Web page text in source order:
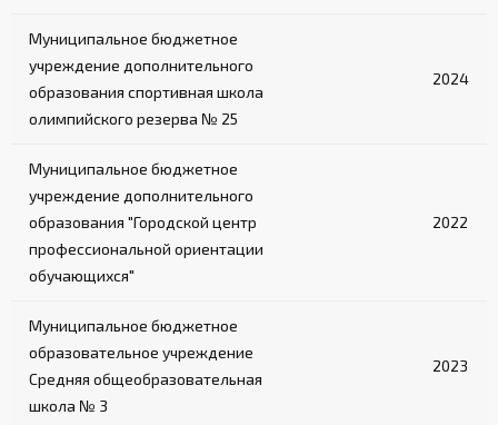
Муниципальное бюджетное
учреждение дополнительного
образования спортивная школа
олимпийского резерва № 25
2024
Муниципальное бюджетное
учреждение дополнительного
образования "Городской центр
профессиональной ориентации
обучающихся"
2022
Муниципальное бюджетное
образовательное учреждение
Средняя общеобразовательная
школа № 3
2023